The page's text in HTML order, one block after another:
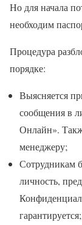
Но для начала
необходим
Процедура
порядке:
Выясняется
сообщения в
Онлайн».
менеджеру;
Сотрудникам
личность,
гарантируется;